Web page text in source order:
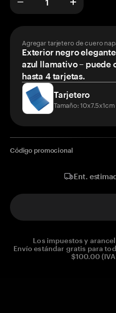
Agregar tarjetero de cuero
Exterior negro
azul llamativo – puede
hasta 4 tarjetas.
Tarjetero
Tamaño: 10x7.5x1cm
Código promocional
Ent.
Los impuestos y
Envío estándar gratis para
$100.00